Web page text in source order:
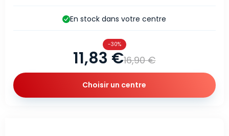
11,83 €16,90 €
-30%
En stock dans votre centre
Choisir un centre